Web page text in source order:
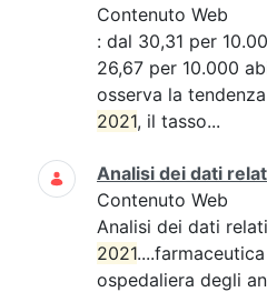
Contenuto Web
: dal 30,31 per
26,67 per 10.000
osserva la
2021, il tasso...
Analisi dei dati
Contenuto Web
Analisi dei dati
2021
ospedaliera degli